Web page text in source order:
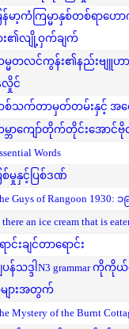
ြန်မာ့ကံကြမ္မာနှစ်တစ်ရာဟေ
ား၏လျို့ဝှက်ချက်
မတလင်ကွန်း၏နည်းဗျူဟာမျ
လှိုင်
သက်တာမှတ်တမ်းနှင့် အတွေး
ဘာကျော်တိုက်တိုင်းအောင်ဗိုလ်
Words
စ်မှုနှင့်ပြစ်ဒဏ်
Guys of Rangoon 1930:
there an ice cream that is
ာင်းချင်တာရောင်း
ပန်သဒ္ဒါN3 grammar
ျားအတွက်
Mystery of the Burnt